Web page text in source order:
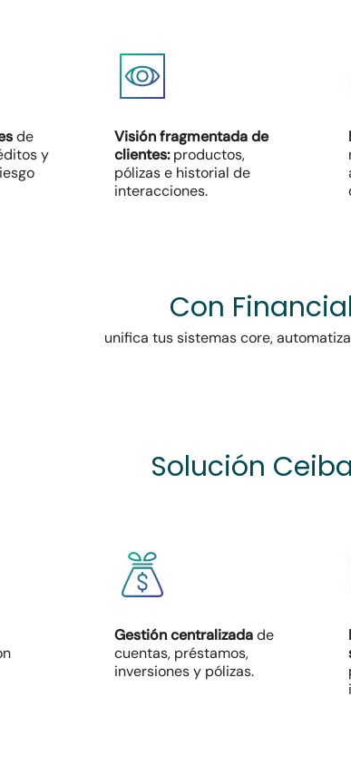
de
y
Visión fragmentadade
clientes:productos,
pólizas e historial de
interacciones.
Con
unifica tus sistemas core,
Solución
Gestión centralizadade
cuentas, préstamos,
inversiones y pólizas.